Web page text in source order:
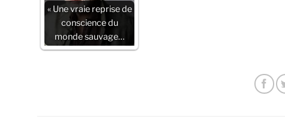
« Une vraie reprise de
conscience du
monde sauvage…